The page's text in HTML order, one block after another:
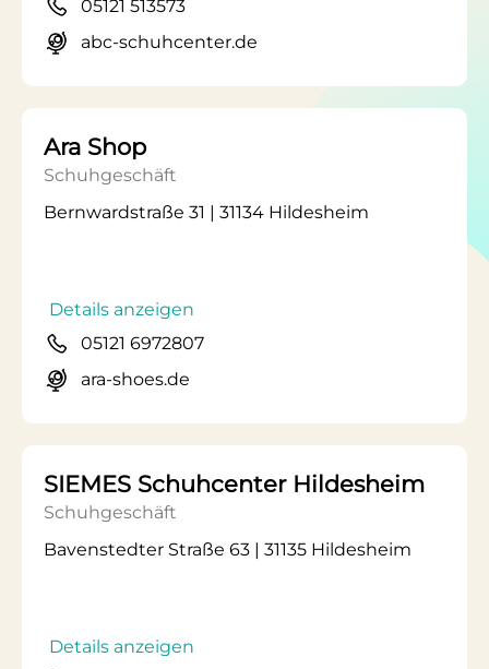
05121 513573
abc-schuhcenter.de
Ara Shop
Schuhgeschäft
Bernwardstraße 31 | 31134 Hildesheim
Details anzeigen
05121 6972807
ara-shoes.de
SIEMES Schuhcenter Hildesheim
Schuhgeschäft
Bavenstedter Straße 63 | 31135 Hildesheim
Details anzeigen